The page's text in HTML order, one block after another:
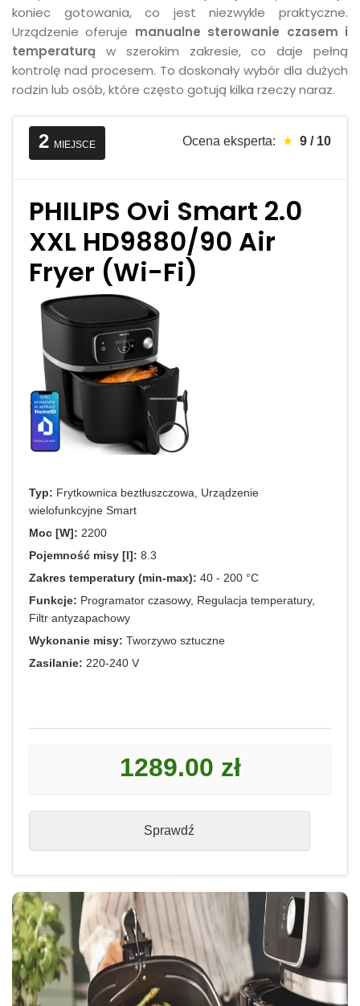
koniec gotowania, co jest niezwykle praktyczne.
Urządzenie oferuje manualne sterowanie czasem i
temperaturą w szerokim zakresie, co daje pełną
kontrolę nad procesem. To doskonały wybór dla dużych
rodzin lub osób, które często gotują kilka rzeczy naraz.
2 MIEJSCE Ocena eksperta: ★ 9 / 10
PHILIPS Ovi Smart 2.0
XXL HD9880/90 Air
Fryer (Wi-Fi)
Typ: Frytkownica beztłuszczowa, Urządzenie
wielofunkcyjne Smart
Moc [W]: 2200
Pojemność misy [l]: 8.3
Zakres temperatury (min-max): 40 - 200 °C
Funkcje: Programator czasowy, Regulacja temperatury,
Filtr antyzapachowy
Wykonanie misy: Tworzywo sztuczne
Zasilanie: 220-240 V
1289.00 zł
Sprawdź